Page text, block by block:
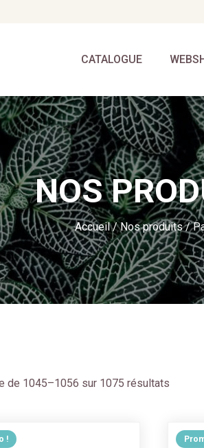
CATALOGUE
NOS
Accueil/Nos produits/
de 1045–1056 sur 1075 résultats
!